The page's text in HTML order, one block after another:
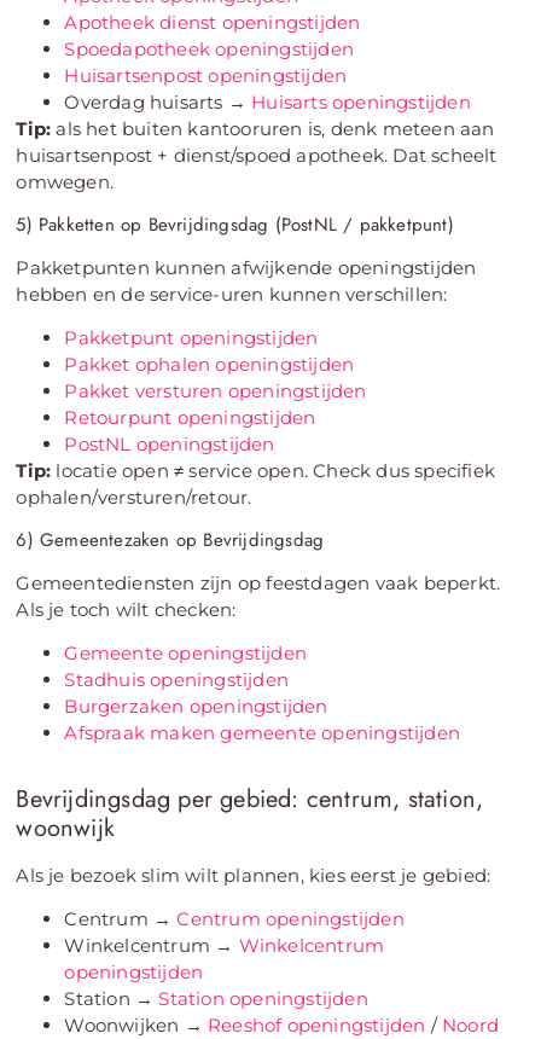
Apotheek dienst openingstijden
Spoedapotheek openingstijden
Huisartsenpost openingstijden
Overdag huisarts → Huisarts openingstijden
Tip: als het buiten kantooruren is, denk meteen aan
huisartsenpost + dienst/spoed apotheek. Dat scheelt
omwegen.
5) Pakketten op Bevrijdingsdag (PostNL / pakketpunt)
Pakketpunten kunnen afwijkende openingstijden
hebben en de service-uren kunnen verschillen:
Pakketpunt openingstijden
Pakket ophalen openingstijden
Pakket versturen openingstijden
Retourpunt openingstijden
PostNL openingstijden
Tip: locatie open ≠ service open. Check dus specifiek
ophalen/versturen/retour.
6) Gemeentezaken op Bevrijdingsdag
Gemeentediensten zijn op feestdagen vaak beperkt.
Als je toch wilt checken:
Gemeente openingstijden
Stadhuis openingstijden
Burgerzaken openingstijden
Afspraak maken gemeente openingstijden
Bevrijdingsdag per gebied: centrum, station,
woonwijk
Als je bezoek slim wilt plannen, kies eerst je gebied:
Centrum →Centrum openingstijden
Winkelcentrum → Winkelcentrum
openingstijden
Station →Station openingstijden
Woonwijken → Reeshof openingstijden / Noord